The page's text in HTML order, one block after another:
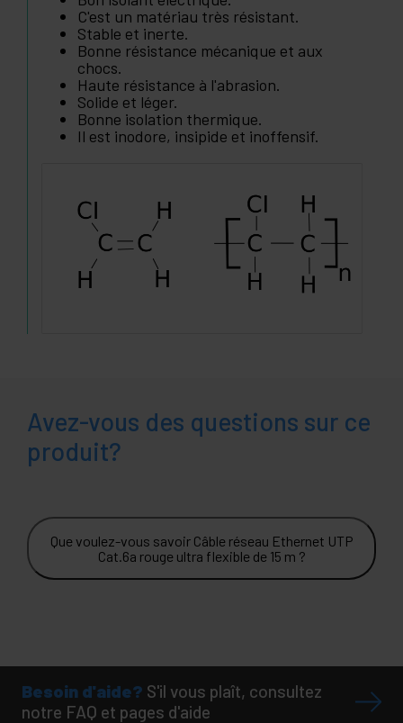
C'est un matériau très résistant.
Stable et inerte.
Bonne résistance mécanique et aux
chocs.
Haute résistance à l'abrasion.
Solide et léger.
Bonne isolation thermique.
Il est inodore, insipide et inoffensif.
Avez-vous des questions sur ce
produit?
Que voulez-vous savoir Câble réseau Ethernet UTP
Cat.6a rouge ultra flexible de 15 m ?
Besoin d'aide? S'il vous plaît, consultez
notre FAQ et pages d'aide